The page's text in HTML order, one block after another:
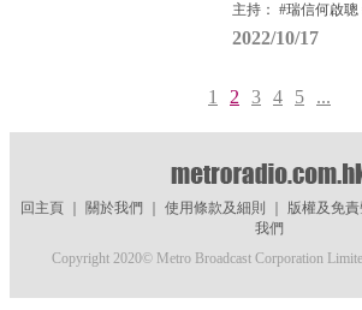
主持： #瑞信何啟
2022/10/17
1 2 3 4 5 ...
回主頁｜ 關於我們 使用條款及細則 版權及免責
我們
Copyright 2020© Metro Broadcast Corporation